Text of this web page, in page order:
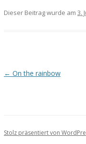
Dieser Beitrag wurde am 3.
Beitrags-
← On the rainbow
Stolz präsentiert von